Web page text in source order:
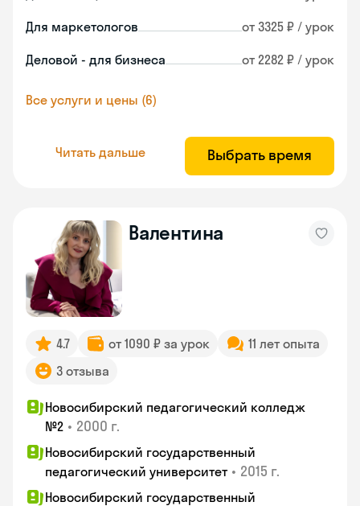
Для маркетологов от 3325 ₽ / урок
Деловой - для бизнеса от 2282 ₽ / урок
Все услуги и цены (6)
Читать дальше Выбрать время
Валентина
4.7 от 1090 ₽ за урок
11 лет опыта
3 отзыва
Новосибирский педагогический колледж
№2 • 2000 г.
Новосибирский государственный
педагогический университет • 2015 г.
Новосибирский государственный